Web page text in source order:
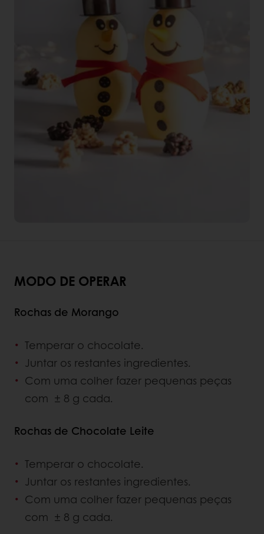
MODO DE OPERAR
Rochas de Morango
Temperar o chocolate.
Juntar os restantes ingredientes.
Com uma colher fazer pequenas peças
com ± 8 g cada.
Rochas de Chocolate Leite
Temperar o chocolate.
Juntar os restantes ingredientes.
Com uma colher fazer pequenas peças
com ± 8 g cada.